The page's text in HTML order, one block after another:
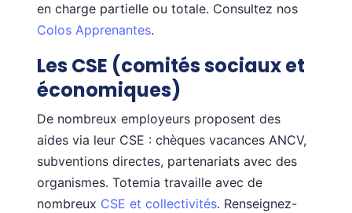
en charge partielle ou totale. Consultez nos
Colos Apprenantes.
Les CSE (comités sociaux et
économiques)
De nombreux employeurs proposent des
aides via leur CSE : chèques vacances ANCV,
subventions directes, partenariats avec des
organismes. Totemia travaille avec de
nombreux CSE et collectivités. Renseignez-